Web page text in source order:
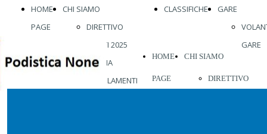
HOME
PAGE
CHI SIAMO
DIRETTIVO
ATLETI 2025
STORIA
REGOLAMENTI
CLASSIFICHE
GARE
GARE
HOME
PAGE
CHI SIAMO
DIRETTIVO